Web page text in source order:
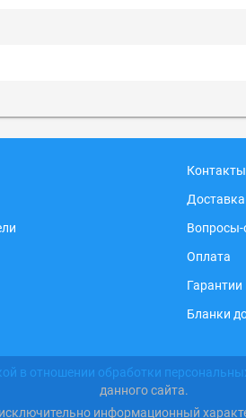
Контакты
Доставка
Вопросы-
Оплата
Гарантии
Бланки
в отношении обработки
данного сайта.
информационный